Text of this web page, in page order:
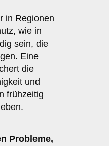
in Regionen
wie in
sein, die
Eine
die
und
frühzeitig
Probleme,